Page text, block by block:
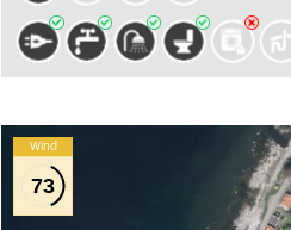
Wind
73